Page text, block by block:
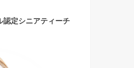
認定シニアティーチ